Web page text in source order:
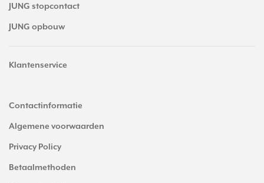
JUNG stopcontact
JUNG opbouw
Klantenservice
Contactinformatie
Algemene voorwaarden
Privacy Policy
Betaalmethoden